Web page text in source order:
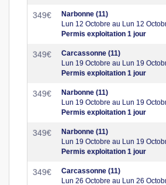
349€
Narbonne (11)
Lun 12 Octobre au Lun 12
Permis exploitation 1 jour
349€
Carcassonne (11)
Lun 19 Octobre au Lun 19
Permis exploitation 1 jour
349€
Narbonne (11)
Lun 19 Octobre au Lun 19
Permis exploitation 1 jour
349€
Narbonne (11)
Lun 19 Octobre au Lun 19
Permis exploitation 1 jour
349€
Carcassonne (11)
Lun 26 Octobre au Lun 26